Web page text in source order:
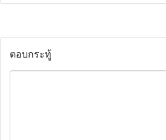
ตอบกระทู้